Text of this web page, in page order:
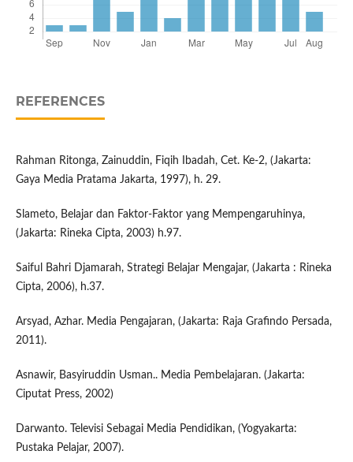
REFERENCES
Rahman Ritonga, Zainuddin, Fiqih Ibadah, Cet. Ke-2, (Jakarta:
Gaya Media Pratama Jakarta, 1997), h. 29.
Slameto, Belajar dan Faktor-Faktor yang Mempengaruhinya,
(Jakarta: Rineka Cipta, 2003) h.97.
Saiful Bahri Djamarah, Strategi Belajar Mengajar, (Jakarta : Rineka
Cipta, 2006), h.37.
Arsyad, Azhar. Media Pengajaran, (Jakarta: Raja Grafindo Persada,
2011).
Asnawir, Basyiruddin Usman.. Media Pembelajaran. (Jakarta:
Ciputat Press, 2002)
Darwanto. Televisi Sebagai Media Pendidikan, (Yogyakarta:
Pustaka Pelajar, 2007).